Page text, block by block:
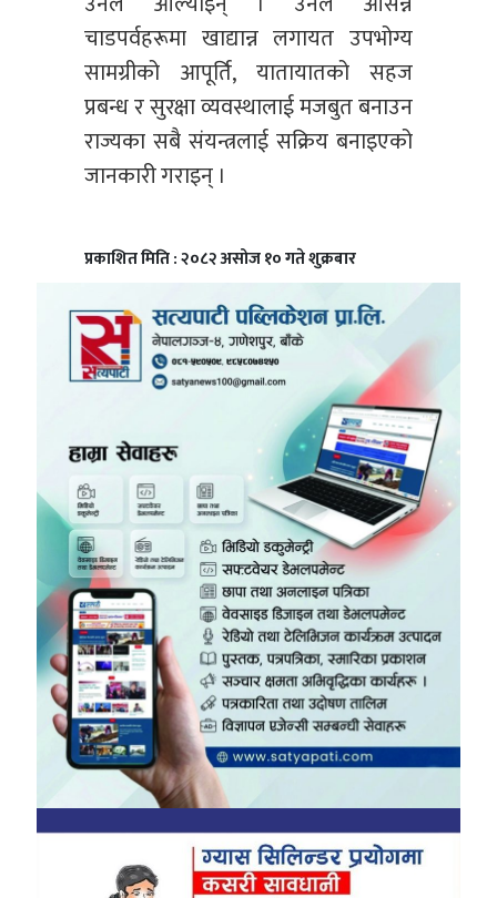
चाडपर्वहरूमा खाद्यान्न लगायत उपभोग्य
सामग्रीको आपूर्ति, यातायातको सहज
प्रबन्ध र सुरक्षा व्यवस्थालाई मजबुत बनाउन
राज्यका सबै संयन्त्रलाई सक्रिय बनाइएको
जानकारी गराइन् ।
प्रकाशित मिति : २०८२ असोज १० गते शुक्रबार